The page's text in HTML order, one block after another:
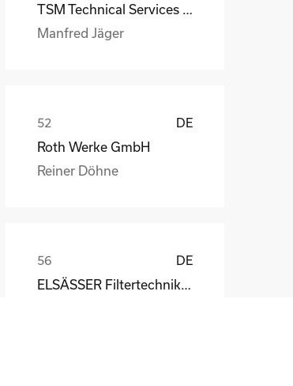
Manfred Jäger
DE
Roth Werke GmbH
Reiner Döhne
DE